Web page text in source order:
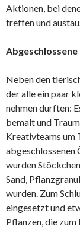
Aktionen, bei
treffen und
Neben den
der alle ein paar
nehmen durften:
bemalt und
Kreativteams um
abgeschlossenen
wurden
Sand,
wurden. Zum
eingesetzt und
Pflanzen, die